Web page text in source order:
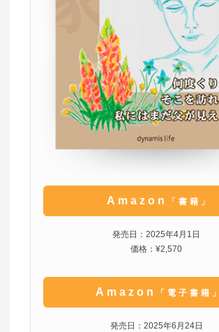
Amazon 「書籍」
発売日：2025年4月1日
価格：¥2,570
Amazon 「電子書籍」
発売日：2025年6月24日